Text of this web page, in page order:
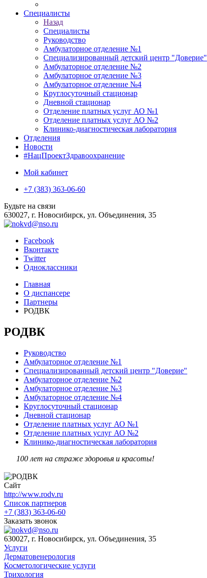
Специалисты
Назад
Специалисты
Руководство
Амбулаторное отделение №1
Специализированный детский центр "Доверие"
Амбулаторное отделение №2
Амбулаторное отделение №3
Амбулаторное отделение №4
Круглосуточный стационар
Дневной стационар
Отделение платных услуг АО №1
Отделение платных услуг АО №2
Клинико-диагностическая лаборатория
Отделения
Новости
#НацПроектЗдравоохранение
Мой кабинет
+7 (383) 363-06-60
Будьте на связи
630027, г. Новосибирск, ул. Объединения, 35
Facebook
Вконтакте
Twitter
Одноклассники
Главная
О диспансере
Партнеры
РОДВК
РОДВК
Руководство
Амбулаторное отделение №1
Специализированный детский центр "Доверие"
Амбулаторное отделение №2
Амбулаторное отделение №3
Амбулаторное отделение №4
Круглосуточный стационар
Дневной стационар
Отделение платных услуг АО №1
Отделение платных услуг АО №2
Клинико-диагностическая лаборатория
100 лет на страже здоровья и красоты!
Сайт
http://www.rodv.ru
Список партнеров
+7 (383) 363-06-60
Заказать звонок
630027, г. Новосибирск, ул. Объединения, 35
Услуги
Дерматовенерология
Косметологические услуги
Трихология